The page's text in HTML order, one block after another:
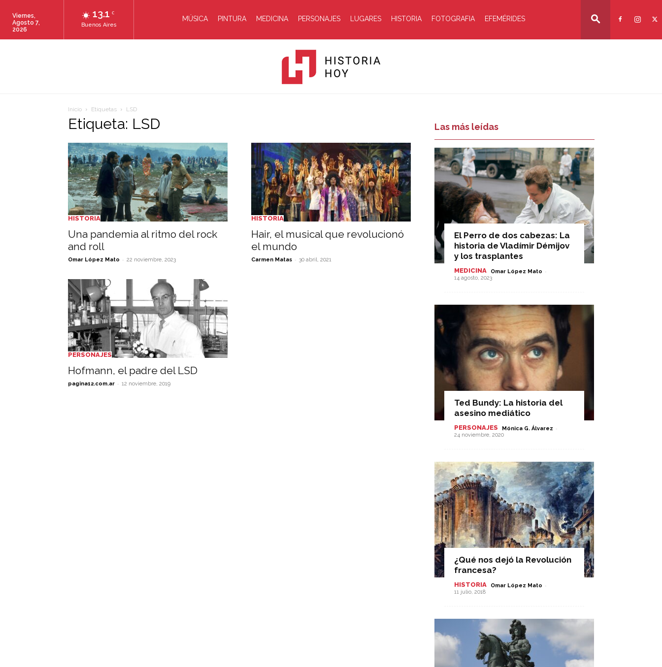
13.1 C
Buenos Aires
Viernes,
Agosto 7,
2026
MÚSICA PINTURA MEDICINA PERSONAJES LUGARES HISTORIA FOTOGRAFIA EFEMÉRIDES
Hoy
Inicio Etiquetas LSD
Etiqueta: LSD
HISTORIA
Una pandemia al ritmo del rock
and roll
Omar López Mato - 22 noviembre, 2023
HISTORIA
Hair, el musical que revolucionó
el mundo
Carmen Matas - 30 abril, 2021
PERSONAJES
Hofmann, el padre del LSD
pagina12.com.ar - 12 noviembre, 2019
Las más leídas
El Perro de dos cabezas: La
historia de Vladímir Démijov
y los trasplantes
MEDICINA Omar López Mato -
14 agosto, 2023
Ted Bundy: La historia del
asesino mediático
PERSONAJES Mónica G. Álvarez -
24 noviembre, 2020
¿Qué nos dejó la Revolución
francesa?
HISTORIA Omar López Mato -
11 julio, 2018